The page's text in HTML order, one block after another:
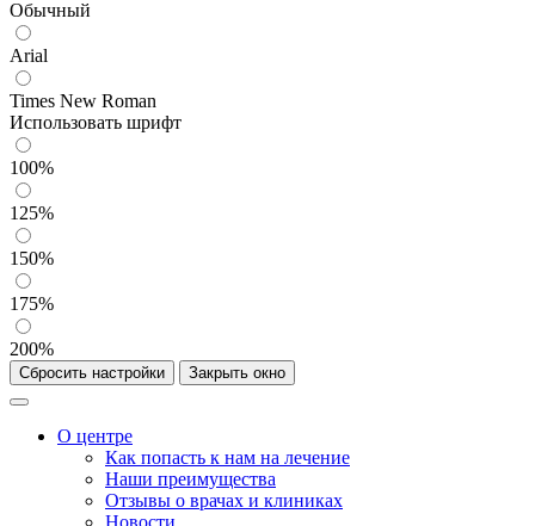
Обычный
Arial
Times New Roman
Использовать шрифт
100%
125%
150%
175%
200%
Сбросить настройки Закрыть окно
О центре
Как попасть к нам на лечение
Наши преимущества
Отзывы о врачах и клиниках
Новости